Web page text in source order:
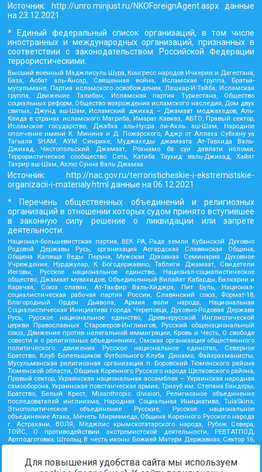
Источник: http://unro.minjust.ru/NKOForeignAgent.aspx данные
на 23.12.2021
* Единый федеральный список организаций, в том числе
иностранных и международных организаций, признанных в
соответствии с законодательством Российской Федерации
террористическими:
Высший военный Маджлисуль Шура, Конгресс народов Ичкерии и Дагестана,
База, Асбат аль-Ансар, Священная война, Исламская группа, Братья-
мусульмане, Партия исламского освобождения, Лашкар-И-Тайба, Исламская
группа, Движение Талибан, Исламская партия Туркестана, Общество
социальных реформ, Общество возрождения исламского наследия, Дом двух
святых, Джунд аш-Шам, Исламский джихад – Джамаат моджахедов, Аль-
Каида в странах исламского Магриба, Имарат Кавказ, АБТО, Правый сектор,
Исламское государство, Джабха аль-Нусра ли-Ахль аш-Шам, Народное
ополчение имени К. Минина и Д. Пожарского, Аджр от Аллаха Субхану уа
Тагьаля SHAM, АУМ Синрике, Муджахеды джамаата Ат-Тавхида Валь-
Джихад, Чистопольский Джамаат, Рохнамо ба суи давлати исломи,
Террористическое сообщество Сеть, Катиба Таухид валь-Джихад, Хайят
Тахрир аш-Шам, Ахлю Сунна Валь Джамаа
Источник: http://nac.gov.ru/terroristicheskie-i-ekstremistskie-
organizacii-i-materialy.html данные на 06.12.2021
* Перечень общественных объединений и религиозных
организаций в отношении которых судом принято вступившее
в законную силу решение о ликвидации или запрете
деятельности:
Национал-большевистская партия, ВЕК РА, Рада земли Кубанской Духовно
Родовой Державы Русь, организация Асгардская Славянская Община,
Община Капища Веды Перуна, Мужская Духовная Семинария Духовное
Учреждение, Нурджулар, К Богодержавию, Таблиги Джамаат, Свидетели
Иеговы, Русское национальное единство, Национал-социалистическое
общество, Джамаат мувахидов, Объединенный Вилайат Кабарды, Балкарии и
Карачая, Союз славян, Ат-Такфир Валь-Хиджра, Пит Буль, Национал-
социалистическая рабочая партия России, Славянский союз, Формат-18,
Благородный Орден Дьявола, Армия воли народа, Национальная
Социалистическая Инициатива города Череповца, Духовно-Родовая Держава
Русь, Русское национальное единство, Древнерусской Инглистической
церкви Православных Староверов-Инглингов, Русский общенациональный
союз, Движение против нелегальной иммиграции, Кровь и Честь, О свободе
совести и о религиозных объединениях, Омская организация общественного
политического движения Русское национальное единство, Северное
Братство, Клуб Болельщиков Футбольного Клуба Динамо, Файзрахманисты,
Мусульманская религиозная организация п. Боровский Тюменского района
Тюменской области, Община Коренного Русского народа Щелковского района,
Правый сектор, Украинская национальная ассамблея – Украинская народная
самооборона, Украинская повстанческая армия, Тризуб им. Степана Бандеры,
Братство, Белый Крест, Misanthropic division, Религиозное объединение
последователей инглиизма, Народная Социальная Инициатива, TulaSkins,
Этнополитическое объединение Русские, Русское национальное
объединение Атака, Мечеть Мирмамеда, Община Коренного Русского народа
г. Астрахани, ВОЛЯ, Меджлис крымскотатарского народа, Рубеж Севера,
ТОЙС, О противодействии экстремистской деятельности, РЕВТАТПОД,
Артподготовка, Штольц, В честь иконы Божией Матери Державная, Сектор 16,
Независимость, Фирма, Молодежная правозащитная группа МПГ, Курсом
Славянских Сил Руси, Алля-Аят, Благотворительный пансионат Ак Умут,
Русская республика Русь, Арестантское уголовное единство, Башкорт, Нация и
Для повышения удобства сайта мы используем